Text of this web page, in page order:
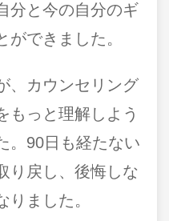
分と今の自分のギ
ができました。
、カウンセリング
もっと理解しよう
。90日も経たない
り戻し、後悔しな
ました。